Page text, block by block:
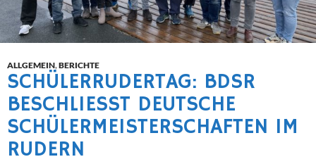
ALLGEMEIN,BERICHTE
SCHÜLERRUDERTAG: BDSR
BESCHLIESST DEUTSCHE S
CHÜLERMEISTERSCHAFTEN IM R
UDERN